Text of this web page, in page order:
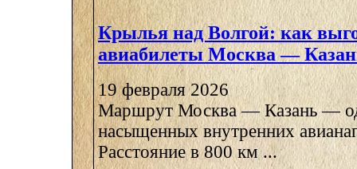
Крылья над Волгой: как
авиабилеты Москва —
19 февраля 2026
Маршрут Москва — Казань —
насыщенных внутренних
Расстояние в 800 км ...